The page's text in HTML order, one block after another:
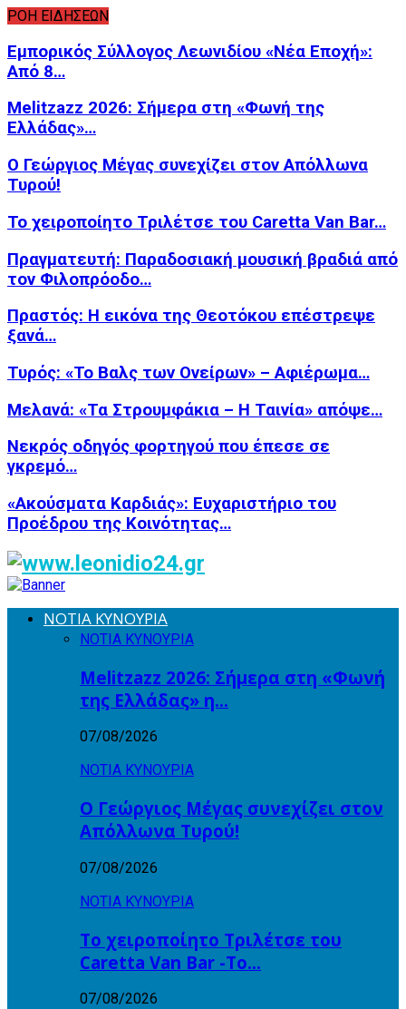
ΡΟΗ ΕΙΔΗΣΕΩΝ
Εμπορικός Σύλλογος Λεωνιδίου «Νέα Εποχή»:
Από 8…
Melitzazz 2026: Σήμερα στη «Φωνή της
Ελλάδας»…
Ο Γεώργιος Μέγας συνεχίζει στον Απόλλωνα
Τυρού!
Το χειροποίητο Τριλέτσε του Caretta Van Bar…
Πραγματευτή: Παραδοσιακή μουσική βραδιά από
τον Φιλοπρόοδο…
Πραστός: Η εικόνα της Θεοτόκου επέστρεψε
ξανά…
Τυρός: «Το Βαλς των Ονείρων» – Αφιέρωμα…
Μελανά: «Τα Στρουμφάκια – Η Ταινία» απόψε…
Νεκρός οδηγός φορτηγού που έπεσε σε
γκρεμό…
«Ακούσματα Καρδιάς»: Ευχαριστήριο του
Προέδρου της Κοινότητας…
ΝΟΤΙΑ ΚΥΝΟΥΡΙΑ
ΝΟΤΙΑ ΚΥΝΟΥΡΙΑ
Melitzazz 2026: Σήμερα στη «Φωνή
της Ελλάδας» η…
07/08/2026
ΝΟΤΙΑ ΚΥΝΟΥΡΙΑ
Ο Γεώργιος Μέγας συνεχίζει στον
Απόλλωνα Τυρού!
07/08/2026
ΝΟΤΙΑ ΚΥΝΟΥΡΙΑ
Το χειροποίητο Τριλέτσε του
Caretta Van Bar -Το…
07/08/2026